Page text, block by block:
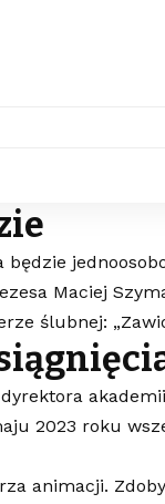
Maciej
ślubnej:
2023 roku
animacji.